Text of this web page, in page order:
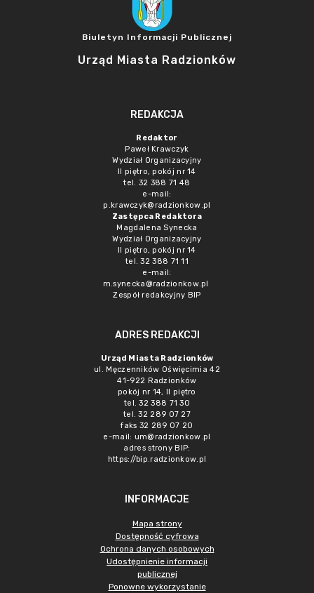
Biuletyn Informacji Publicznej
Urząd Miasta Radzionków
REDAKCJA
Redaktor
Paweł Krawczyk
Wydział Organizacyjny
II piętro, pokój nr 14
tel. 32 388 71 48
e-mail:
p.krawczyk@radzionkow.pl
Zastępca Redaktora
Magdalena Synecka
Wydział Organizacyjny
II piętro, pokój nr 14
tel. 32 388 71 11
e-mail:
m.synecka@radzionkow.pl
Zespół redakcyjny BIP
ADRES REDAKCJI
Urząd Miasta Radzionków
ul. Męczenników Oświęcimia 42
41-922 Radzionków
pokój nr 14, II piętro
tel. 32 388 71 30
tel. 32 289 07 27
faks 32 289 07 20
e-mail: um@radzionkow.pl
adres strony BIP:
https://bip.radzionkow.pl
INFORMACJE
Mapa strony
Dostępność cyfrowa
Ochrona danych osobowych
Udostępnienie informacji
publicznej
Ponowne wykorzystanie